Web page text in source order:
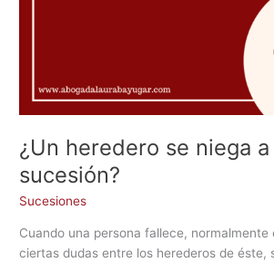
¿Un heredero se niega
sucesión?
Sucesiones
Cuando una persona fallece, normalmente
ciertas dudas entre los herederos de éste,